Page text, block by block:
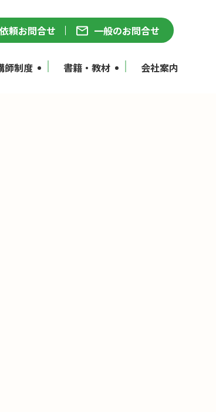
頼お問合せ 一般のお問合せ
師制度 書籍・教材 会社案内